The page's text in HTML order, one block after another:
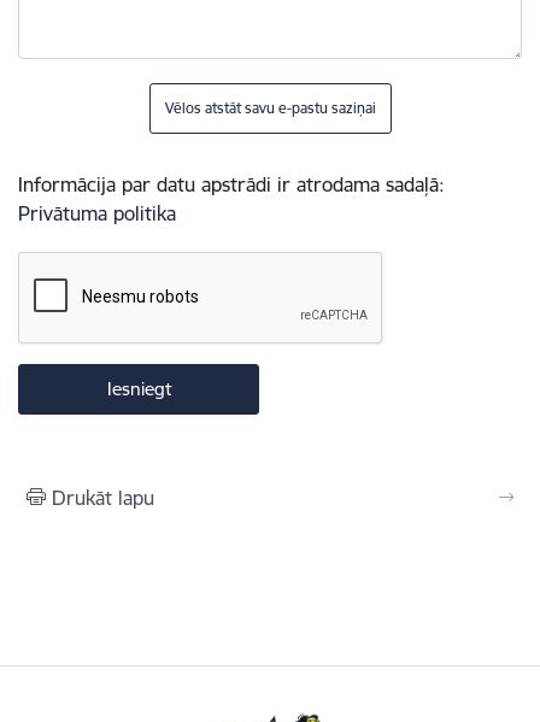
Vēlos atstāt savu e-pastu saziņai
Informācija par datu apstrādi ir atrodama sadaļā:
Privātuma politika
Drukāt lapu